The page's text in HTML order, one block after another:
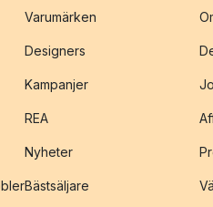
Varumärken
Designers
Kampanjer
REA
Nyheter
Bästsäljare